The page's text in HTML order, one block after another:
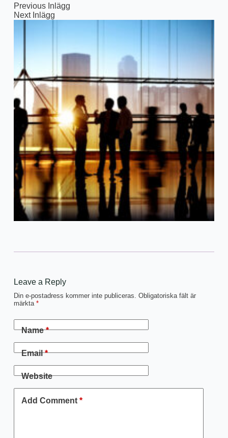
Previous Inlägg
Next Inlägg
Leave a Reply
Din e-postadress kommer inte publiceras. Obligatoriska fält är
märkta *
Name*
Email*
Website
Add Comment*